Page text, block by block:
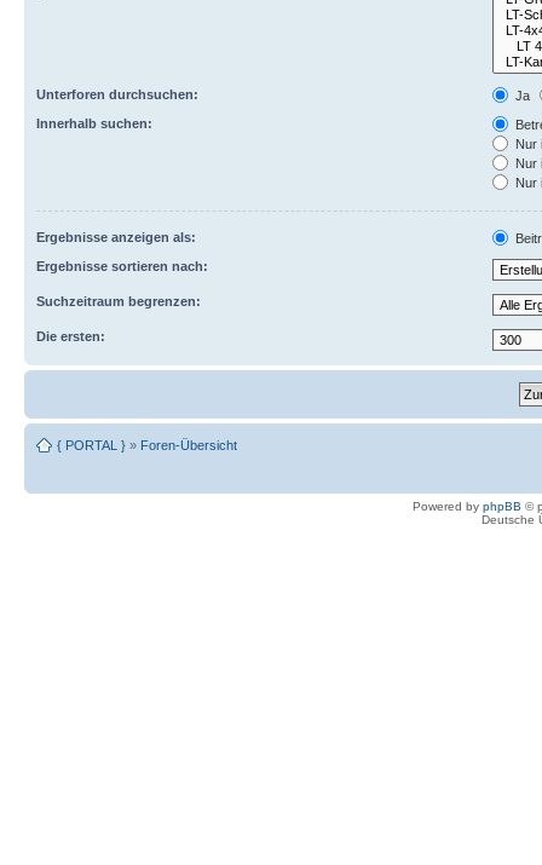
Unterforen durchsuchen:
Ja
Innerhalb suchen:
Nur
Nur
Nur
Ergebnisse anzeigen als:
Ergebnisse sortieren nach:
Suchzeitraum begrenzen:
Die ersten:
{ PORTAL } » Foren-Übersicht
Powered by phpBB ©
Deutsche